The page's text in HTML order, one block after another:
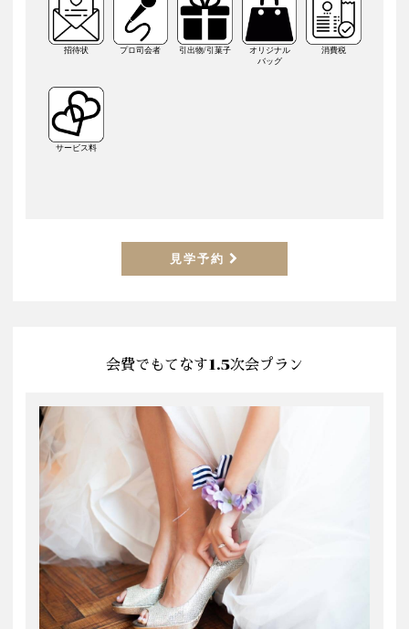
招待状 プロ司会者 引出物/引菓子
オリジナル
バッグ
消費税
サービス料
見学予約
会費でもてなす1.5次会プラン